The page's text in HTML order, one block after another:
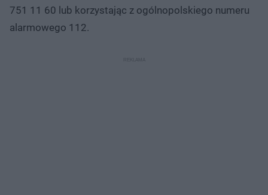
751 11 60 lub korzystając z ogólnopolskiego numeru
alarmowego 112.